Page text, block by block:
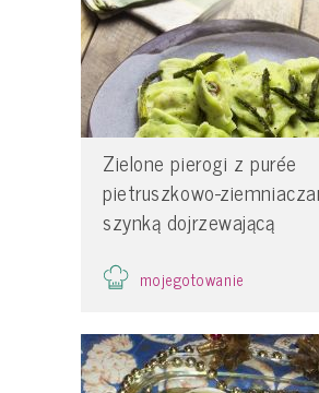
Zielone pierogi z purée
pietruszkowo-
szynką dojrzewającą
mojegotowanie